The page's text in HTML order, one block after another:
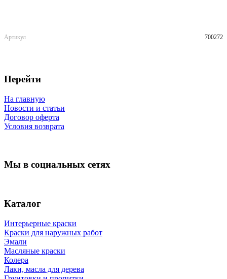
Артикул 700272
Перейти
На главную
Новости и статьи
Договор оферта
Условия возврата
Мы в социальных сетях
Каталог
Интерьерные краски
Краски для наружных работ
Эмали
Масляные краски
Колера
Лаки, масла для дерева